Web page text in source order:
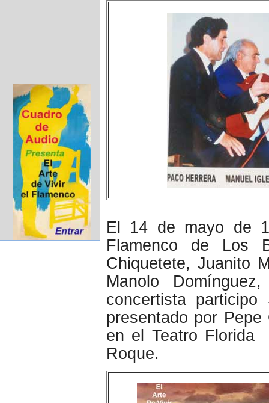
El 14 de mayo de
Flamenco de Los
Chiquetete, Juanito
Manolo
concertista
presentado por
en el Teatro Florida
Roque.